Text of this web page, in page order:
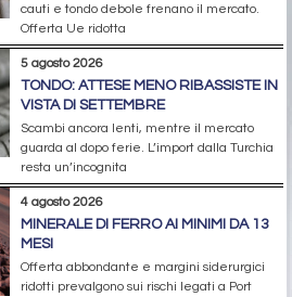
cauti e tondo debole frenano il mercato.
Offerta Ue ridotta
5 agosto 2026
TONDO: ATTESE MENO RIBASSISTE IN
VISTA DI SETTEMBRE
Scambi ancora lenti, mentre il mercato
guarda al dopo ferie. L’import dalla Turchia
resta un’incognita
4 agosto 2026
MINERALE DI FERRO AI MINIMI DA 13
MESI
Offerta abbondante e margini siderurgici
ridotti prevalgono sui rischi legati a Port